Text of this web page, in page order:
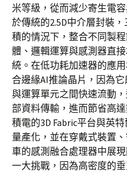
米等級，從而減少寄生電
於傳統的2.5D中介層封裝
積的情況下，整合不同製
體、邏輯運算與感測器直
統。在低功耗加速器的應
合邊緣AI推論晶片，因為
與運算單元之間快速流動
部資料傳輸，進而節省高
積電的3D Fabric平台與英
量產化，並在穿戴式裝置
車的感測融合處理器中展
一大挑戰，因為高密度的